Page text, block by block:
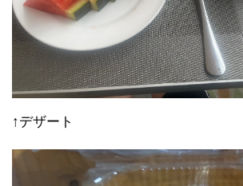
↑デザート